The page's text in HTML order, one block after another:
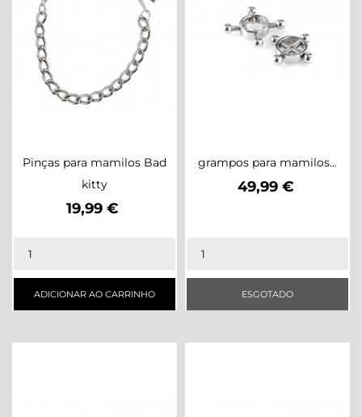
Pinças para mamilos Bad
kitty
Preço
19,99 €
ADICIONAR AO CARRINHO
grampos para mamilos...
Preço
49,99 €
ESGOTADO